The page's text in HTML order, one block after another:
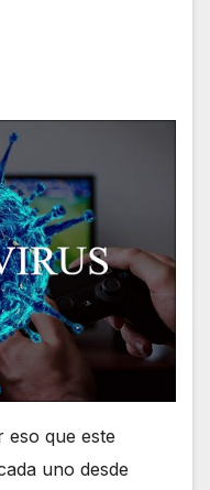
eso que este
uno desde